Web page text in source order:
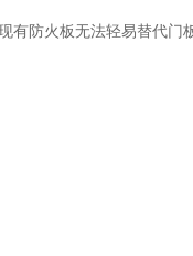
防火板无法轻易替代